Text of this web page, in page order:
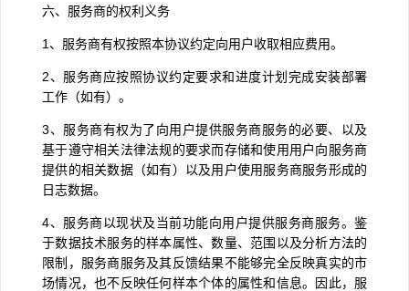
六、服务商的权利义务
1 、服务商有权按照本协议约定向用户收取相应费用。
2、服务商应按照协议约定要求和进度计划完成安装部署
工作（如有）。
3、服务商有权为了向用户提供服务商服务的必要、以及
基于遵守相关法律法规的要求而存储和使用用户向服务商
提供的相关数据（如有）以及用户使用服务商服务形成的
日志数据。
4、服务商以现状及当前功能向用户提供服务商服务。鉴
于数据技术服务的样本属性、数量、范围以及分析方法的
限制，服务商服务及其反馈结果不能够完全反映真实的市
场情况，也不反映任何样本个体的属性和信息。因此，服